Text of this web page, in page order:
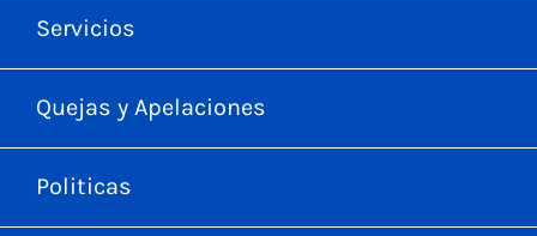
Servicios
Quejas y Apelaciones
Politicas